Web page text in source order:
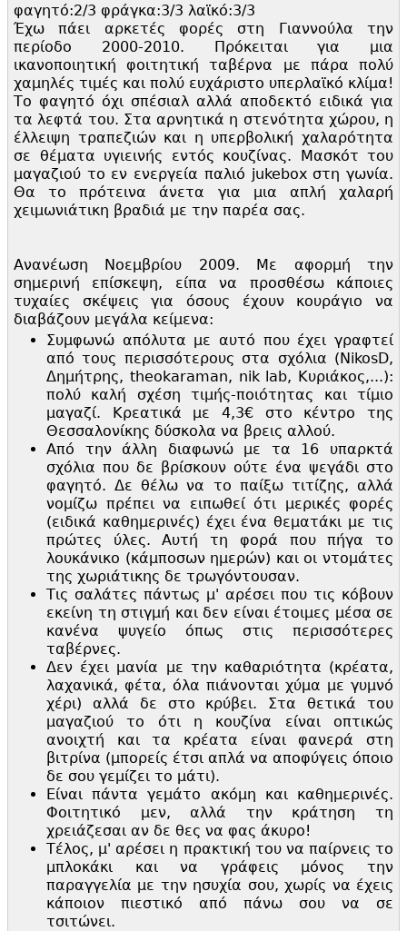
φαγητό:2/3 φράγκα:3/3 λαϊκό:3/3
Έχω πάει αρκετές φορές στη Γιαννούλα την
περίοδο 2000-2010. Πρόκειται για μια
ικανοποιητική φοιτητική ταβέρνα με πάρα πολύ
χαμηλές τιμές και πολύ ευχάριστο υπερλαϊκό κλίμα!
Το φαγητό όχι σπέσιαλ αλλά αποδεκτό ειδικά για
τα λεφτά του. Στα αρνητικά η στενότητα χώρου, η
έλλειψη τραπεζιών και η υπερβολική χαλαρότητα
σε θέματα υγιεινής εντός κουζίνας. Μασκότ του
μαγαζιού το εν ενεργεία παλιό jukebox στη γωνία.
Θα το πρότεινα άνετα για μια απλή χαλαρή
χειμωνιάτικη βραδιά με την παρέα σας.
Ανανέωση Νοεμβρίου 2009. Με αφορμή την
σημερινή επίσκεψη, είπα να προσθέσω κάποιες
τυχαίες σκέψεις για όσους έχουν κουράγιο να
διαβάζουν μεγάλα κείμενα:
Συμφωνώ απόλυτα με αυτό που έχει γραφτεί
από τους περισσότερους στα σχόλια (NikosD,
Δημήτρης, theokaraman, nik lab, Κυριάκος,...):
πολύ καλή σχέση τιμής-ποιότητας και τίμιο
μαγαζί. Κρεατικά με 4,3€ στο κέντρο της
Θεσσαλονίκης δύσκολα να βρεις αλλού.
Από την άλλη διαφωνώ με τα 16 υπαρκτά
σχόλια που δε βρίσκουν ούτε ένα ψεγάδι στο
φαγητό. Δε θέλω να το παίξω τιτίζης, αλλά
νομίζω πρέπει να ειπωθεί ότι μερικές φορές
(ειδικά καθημερινές) έχει ένα θεματάκι με τις
πρώτες ύλες. Αυτή τη φορά που πήγα το
λουκάνικο (κάμποσων ημερών) και οι ντομάτες
της χωριάτικης δε τρωγόντουσαν.
Τις σαλάτες πάντως μ' αρέσει που τις κόβουν
εκείνη τη στιγμή και δεν είναι έτοιμες μέσα σε
κανένα ψυγείο όπως στις περισσότερες
ταβέρνες.
Δεν έχει μανία με την καθαριότητα (κρέατα,
λαχανικά, φέτα, όλα πιάνονται χύμα με γυμνό
χέρι) αλλά δε στο κρύβει. Στα θετικά του
μαγαζιού το ότι η κουζίνα είναι οπτικώς
ανοιχτή και τα κρέατα είναι φανερά στη
βιτρίνα (μπορείς έτσι απλά να αποφύγεις όποιο
δε σου γεμίζει το μάτι).
Είναι πάντα γεμάτο ακόμη και καθημερινές.
Φοιτητικό μεν, αλλά την κράτηση τη
χρειάζεσαι αν δε θες να φας άκυρο!
Τέλος, μ' αρέσει η πρακτική του να παίρνεις το
μπλοκάκι και να γράφεις μόνος την
παραγγελία με την ησυχία σου, χωρίς να έχεις
κάποιον πιεστικό από πάνω σου να σε
τσιτώνει.